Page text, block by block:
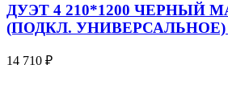
ДУЭТ 4 210*1200 ЧЕРНЫЙ
(ПОДКЛ.
14 710 ₽